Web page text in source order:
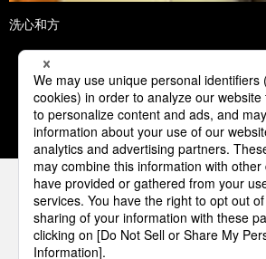
洗心和方
1 2 3 4
パナソニックの電気設備 SNS